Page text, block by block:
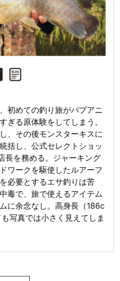
初めての釣り旅がパプアニ
ぎる原体験をしてしまう。
、その後モンスターキスに
括し、公式セレクトショッ
長を務める。ジャーキング
ワークを駆使したルアーフ
必要とするエサ釣りは苦
毒で、旅で使えるアイテム
に余念なし。高身長（186c
写真では小さく見えてしま